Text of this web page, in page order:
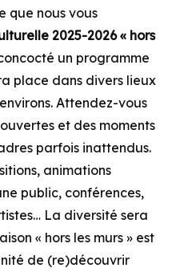
que nous vous
2025-2026 « hors
un programme
place dans divers lieux
Attendez-vous
et des moments
parfois inattendus.
animations
public, conférences,
La diversité sera
« hors les murs » est
de (re)découvrir